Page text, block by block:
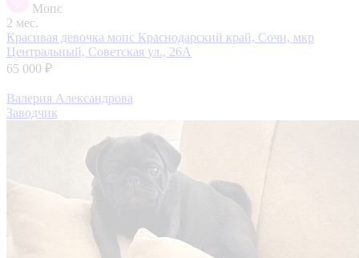
Мопс
2 мес.
Красивая девочка мопс Краснодарский край, Сочи, мкр
Центральный, Советская ул., 26А
65 000 ₽
Валерия Александрова
Заводчик